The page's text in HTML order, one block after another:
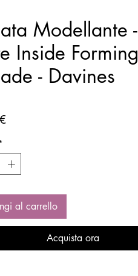
Modellante -
Inside Forming
- Davines
Prezzo
al carrello
Acquista ora